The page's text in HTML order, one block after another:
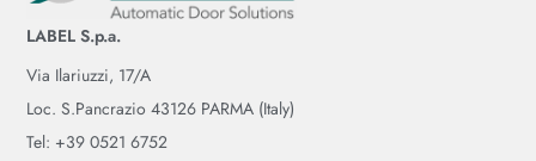
LABEL S.p.a.
Via Ilariuzzi, 17/A
Loc. S.Pancrazio 43126 PARMA (Italy)
Tel: +39 0521 6752